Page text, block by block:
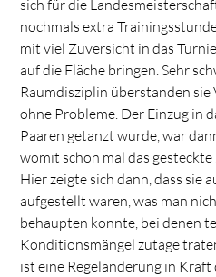
sich für die
nochmals extra
mit viel Zuversicht in das
auf die Fläche bringen. Sehr
Raumdisziplin überstanden
ohne Probleme. Der Einzug in
Paaren getanzt wurde, war
womit schon mal das
Hier zeigte sich dann, dass sie
aufgestellt waren, was man
behaupten konnte, bei denen
Konditionsmängel zutage
ist eine Regeländerung in